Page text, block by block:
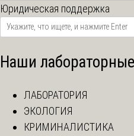
Юридическая поддержка
Наши
ЛАБОРАТОРИЯ
ЭКОЛОГИЯ
КРИМИНАЛИСТИКА